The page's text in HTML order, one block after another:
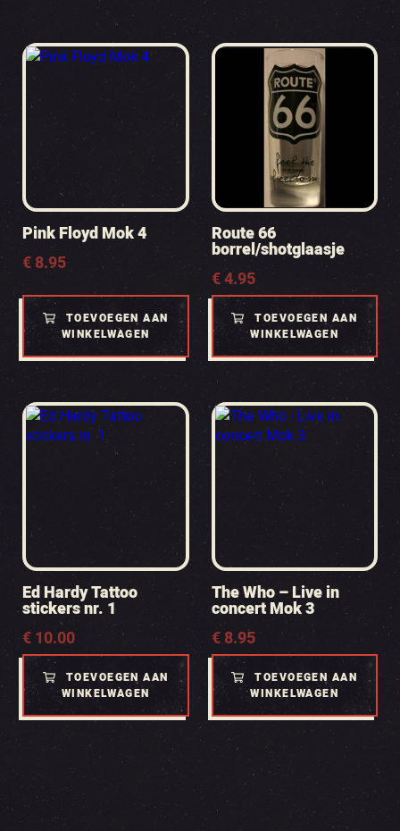
Pink Floyd Mok 4
€8.95
TOEVOEGEN AAN
WINKELWAGEN
Route 66
borrel/shotglaasje
€4.95
TOEVOEGEN AAN
WINKELWAGEN
Ed Hardy Tattoo
stickers nr. 1
€10.00
TOEVOEGEN AAN
WINKELWAGEN
The Who – Live in
concert Mok 3
€8.95
TOEVOEGEN AAN
WINKELWAGEN